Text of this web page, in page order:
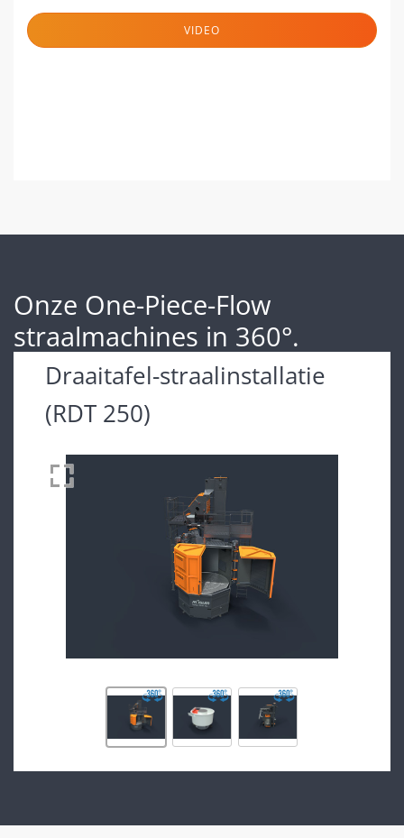
VIDEO
Onze One-Piece-Flow
straalmachines in 360°.
Draaitafel-straalinstallatie
(RDT 250)
Drag to spin
360°